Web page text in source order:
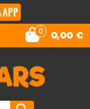
0 0,00 €